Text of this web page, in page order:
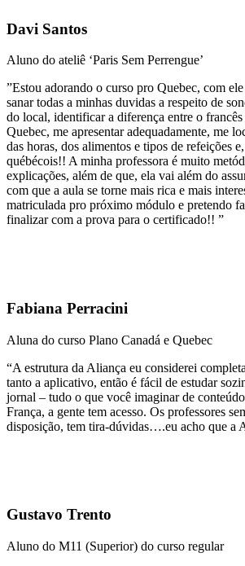
Davi Santos
Aluno do ateliê ‘Paris Sem Perrengue’
”Estou adorando o curso pro Quebec, com
sanar todas a minhas duvidas a respeito de
do local, identificar a diferença entre o
Quebec, me apresentar adequadamente, me
das horas, dos alimentos e tipos de refeições
québécois!! A minha professora é muito
explicações, além de que, ela vai além do
com que a aula se torne mais rica e mais
matriculada pro próximo módulo e pretendo
finalizar com a prova para o certificado!! ”
Fabiana Perracini
Aluna do curso Plano Canadá e Quebec
“A estrutura da Aliança eu considerei
tanto a aplicativo, então é fácil de estudar
jornal – tudo o que você imaginar de
França, a gente tem acesso. Os professores
disposição, tem tira-dúvidas….eu acho que a
Gustavo Trento
Aluno do M11 (Superior) do curso regular